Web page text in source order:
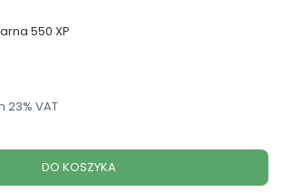
550 XP
23% VAT
DO KOSZYKA